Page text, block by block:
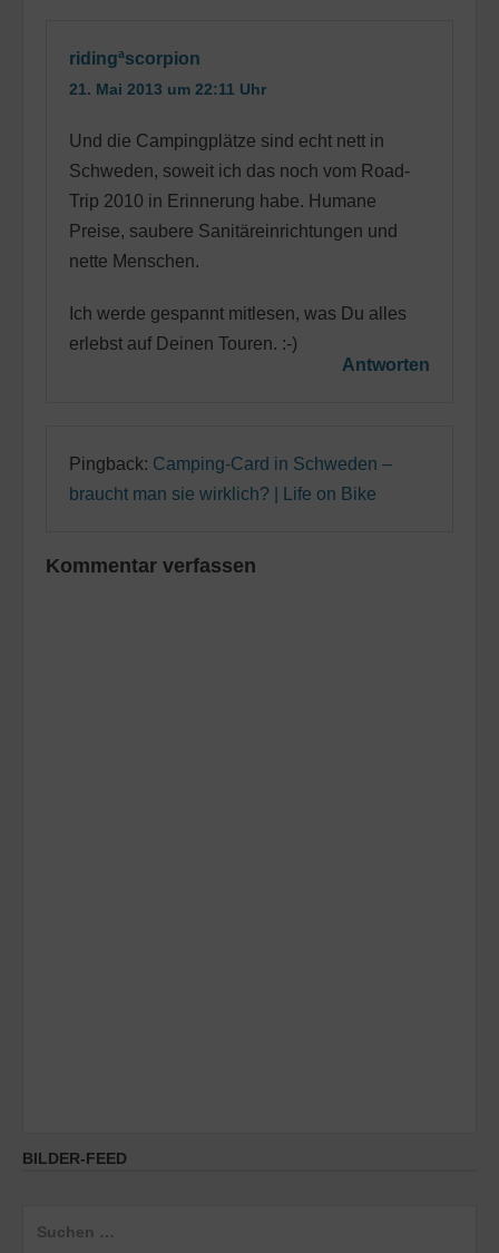
ridingªscorpion
21. Mai 2013 um 22:11 Uhr
Und die Campingplätze sind echt nett in
Schweden, soweit ich das noch vom Road-
Trip 2010 in Erinnerung habe. Humane
Preise, saubere Sanitäreinrichtungen und
nette Menschen.
Ich werde gespannt mitlesen, was Du alles
erlebst auf Deinen Touren. :-)
Antworten
Pingback: Camping-Card in Schweden –
braucht man sie wirklich? | Life on Bike
Kommentar verfassen
BILDER-FEED